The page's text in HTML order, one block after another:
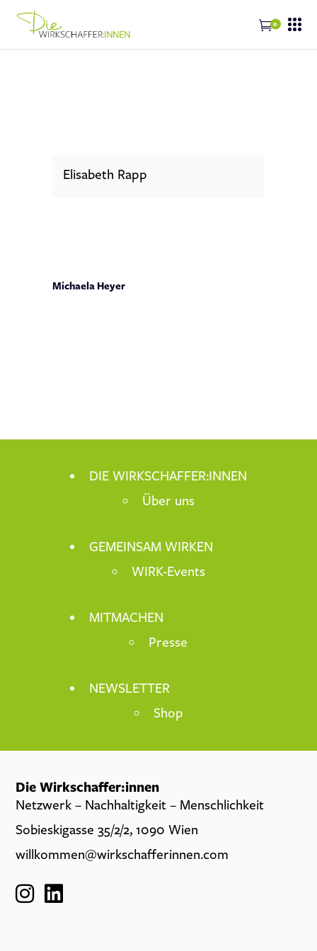
0
Elisabeth Rapp
Michaela Heyer
DIE WIRKSCHAFFER:INNEN
Über uns
GEMEINSAM WIRKEN
WIRK-Events
MITMACHEN
Presse
NEWSLETTER
Shop
Die Wirkschaffer:innen
Netzwerk – Nachhaltigkeit – Menschlichkeit
Sobieskigasse 35/2/2, 1090 Wien
willkommen@wirkschafferinnen.com